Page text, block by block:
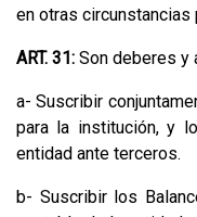
en otras
ART. 31: Son deberes y
a- Suscribir
para la institución, y
entidad ante terceros.
b- Suscribir los